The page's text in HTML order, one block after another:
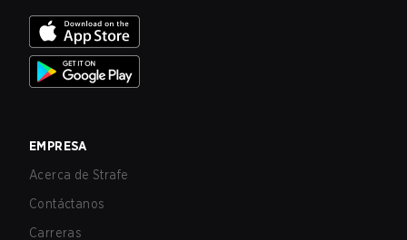
EMPRESA
Acerca de Strafe
Contáctanos
Carreras